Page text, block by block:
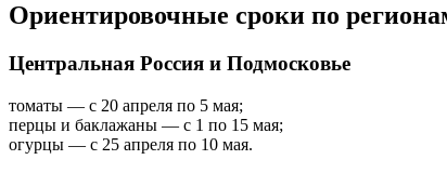
Ориентировочные сроки по
Центральная Россия и Подмосковье
томаты — с 20 апреля по 5 мая;
перцы и баклажаны — с 1 по 15 мая;
огурцы — с 25 апреля по 10 мая.